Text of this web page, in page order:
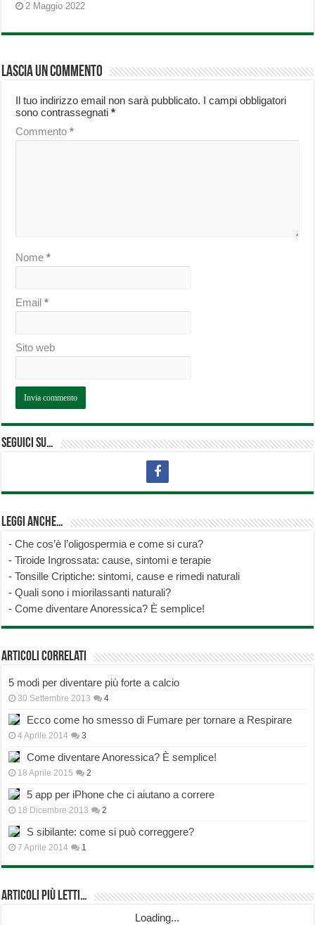
2 Maggio 2022
Lascia un commento
Il tuo indirizzo email non sarà pubblicato. I campi obbligatori
sono contrassegnati*
Commento*
Nome*
Email*
Sito web
Seguici su…
Leggi anche…
-Che cos’è l’oligospermia e come si cura?
-Tiroide Ingrossata: cause, sintomi e terapie
-Tonsille Criptiche: sintomi, cause e rimedi naturali
-Quali sono i miorilassanti naturali?
-Come diventare Anoressica? È semplice!
Articoli correlati
5 modi per diventare più forte a calcio
30 Settembre 2013 4
Ecco come ho smesso di Fumare per tornare a Respirare
4 Aprile 2014 3
Come diventare Anoressica? È semplice!
18 Aprile 2015 2
5 app per iPhone che ci aiutano a correre
18 Dicembre 2013 2
S sibilante: come si può correggere?
7 Aprile 2014 1
Articoli più Letti…
Loading...